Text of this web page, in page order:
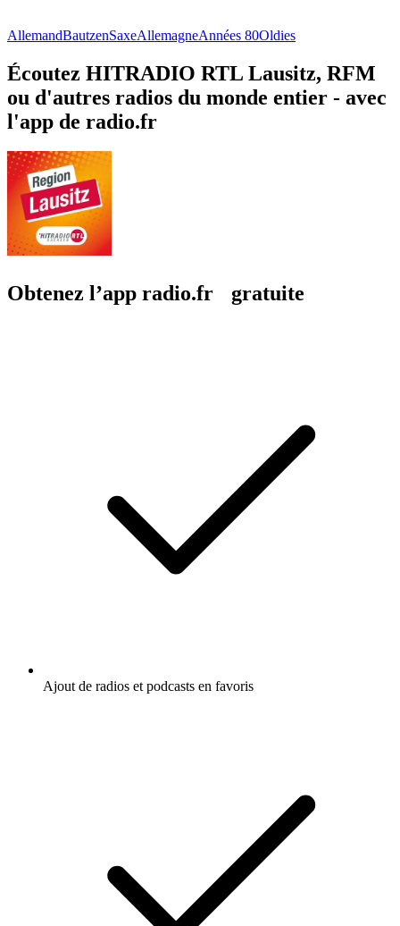
AllemandBautzenSaxeAllemagneAnnées 80Oldies
Écoutez HITRADIO RTL Lausitz, RFM
ou d'autres radios du monde entier - avec
l'app de radio.fr
Obtenez l’app radio.fr gratuite
Ajout de radios et podcasts en favoris